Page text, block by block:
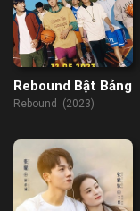
Rebound Bật Bảng
Rebound (2023)